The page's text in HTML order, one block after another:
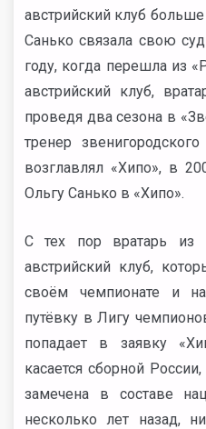
австрийский клуб
Санько связала свою
году, когда перешла из
австрийский клуб,
проведя два сезона в
тренер
возглавлял «Хипо», в
Ольгу Санько в «Хипо».
С тех пор вратарь из
австрийский клуб,
своём чемпионате и
путёвку в Лигу
попадает в заявку
касается сборной
замечена в составе
несколько лет назад,